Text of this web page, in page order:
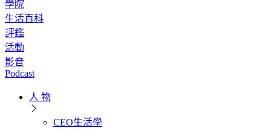
學院
生活百科
評鑑
活動
影音
Podcast
人 物
CEO生活學